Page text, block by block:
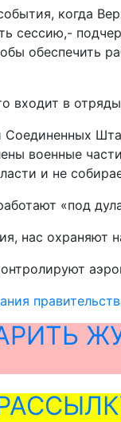
когда
сессию,-
обеспечить
входит в
военные
и не
«под
нас охраняют